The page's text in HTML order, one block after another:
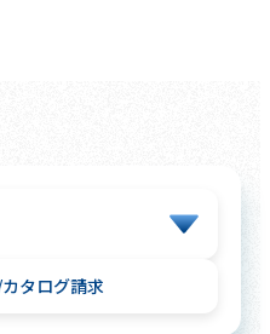
カタログ請求